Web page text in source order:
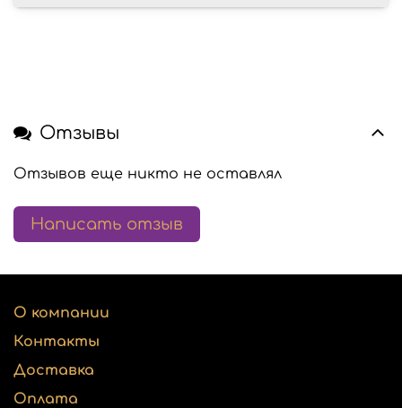
Отзывы
Отзывов еще никто не оставлял
Написать отзыв
О компании
Контакты
Доставка
Оплата